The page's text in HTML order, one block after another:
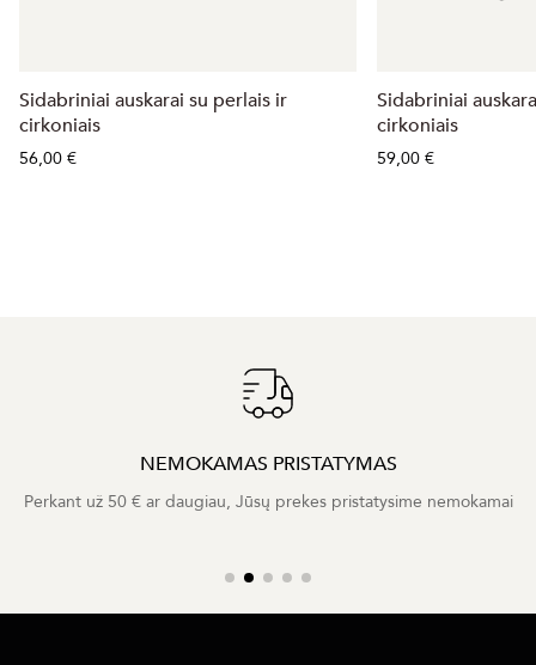
Sidabriniai auskarai su perlais ir
cirkoniais
56,00 €
Sidabriniai
cirkoniais
59,00 €
NEMOKAMAS PRISTATYMAS
Perkant už 50 € ar daugiau, Jūsų prekes pristatysime nemokamai